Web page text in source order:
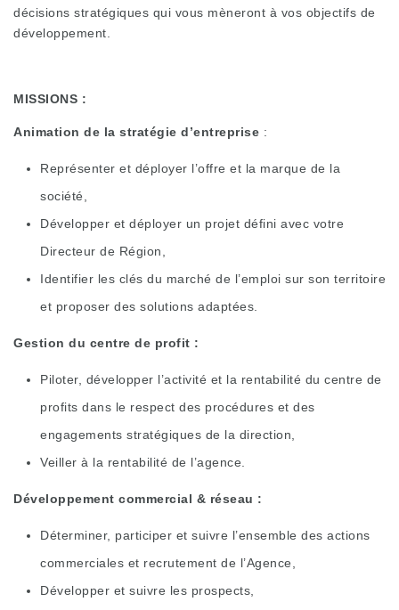
décisions stratégiques qui vous mèneront à vos objectifs de
développement.
MISSIONS :
Animation de la stratégie d’entreprise :
Représenter et déployer l’offre et la marque de la
société,
Développer et déployer un projet défini avec votre
Directeur de Région,
Identifier les clés du marché de l’emploi sur son territoire
et proposer des solutions adaptées.
Gestion du centre de profit :
Piloter, développer l’activité et la rentabilité du centre de
profits dans le respect des procédures et des
engagements stratégiques de la direction,
Veiller à la rentabilité de l’agence.
Développement commercial & réseau :
Déterminer, participer et suivre l’ensemble des actions
commerciales et recrutement de l’Agence,
Développer et suivre les prospects,